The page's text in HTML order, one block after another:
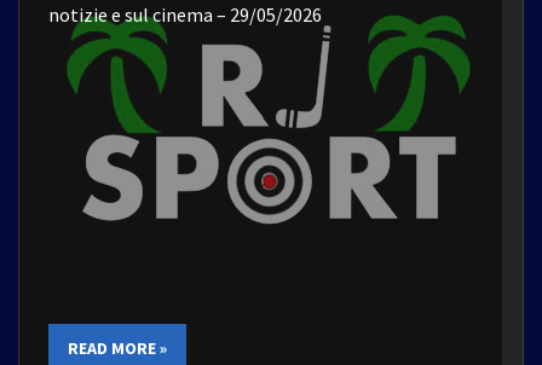
notizie e sul cinema – 29/05/2026
READ MORE »